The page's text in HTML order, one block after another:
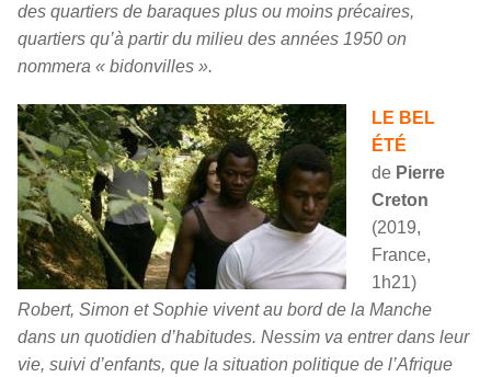
des quartiers de baraques plus ou moins précaires,
quartiers qu’à partir du milieu des années 1950 on
nommera « bidonvilles ».
LE BEL
ÉTÉ
de Pierre
Creton
(2019,
France,
1h21)
Robert, Simon et Sophie vivent au bord de la Manche
dans un quotidien d’habitudes. Nessim va entrer dans leur
vie, suivi d’enfants, que la situation politique de l’Afrique